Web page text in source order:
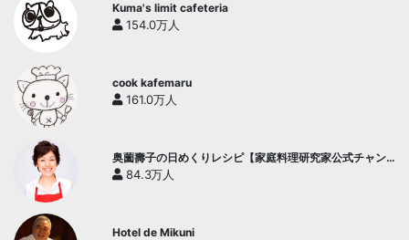
Kuma's limit cafeteria
154.0万人
cook kafemaru
161.0万人
奥薗壽子の日めくりレシピ【家庭料理研究家公式チャン
ネル】
84.3万人
Hotel de Mikuni